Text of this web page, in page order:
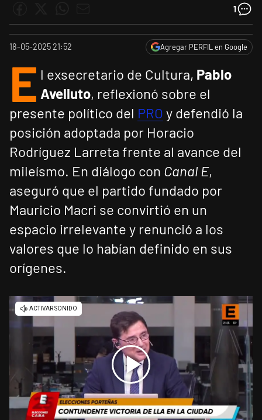
1
18-05-2025 21:52 Agregar PERFIL en Google
E l exsecretario de Cultura, Pablo
Avelluto, reflexionó sobre el
presente político del PRO y defendió la
posición adoptada por Horacio
Rodríguez Larreta frente al avance del
mileísmo. En diálogo con Canal E,
aseguró que el partido fundado por
Mauricio Macri se convirtió en un
espacio irrelevante y renunció a los
valores que lo habían definido en sus
orígenes.